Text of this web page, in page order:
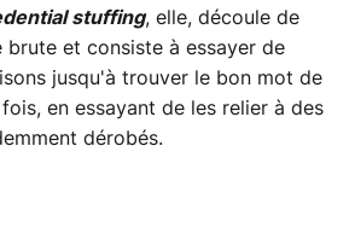
stuffing, elle, découle de
brute et consiste à essayer de
jusqu'à trouver le bon mot de
en essayant de les relier à des
dérobés.